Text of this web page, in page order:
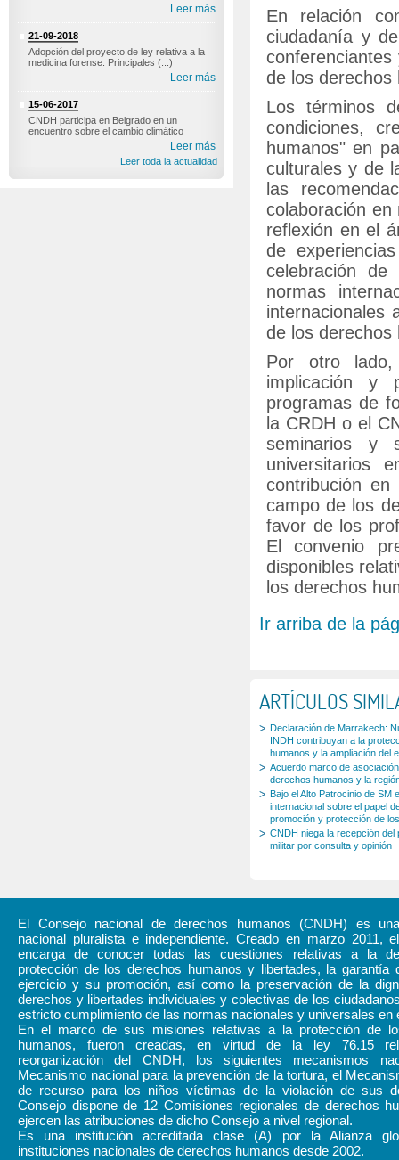
Leer más
21-09-2018
Adopción del proyecto de ley relativa a la
medicina forense: Principales (...)
Leer más
15-06-2017
CNDH participa en Belgrado en un
encuentro sobre el cambio climático
Leer más
Leer toda la actualidad
En relación
ciudadanía y
de los derechos
Los términos
condiciones,
humanos" en
culturales y de
las
colaboración
reflexión en el
de
celebración
normas
internacionales
de los derechos
Por otro lado,
implicación y
programas de
la CRDH o el
seminarios y
universitarios
contribución
campo de los
favor de los
El convenio
disponibles
los derechos
Ir arriba de la
ARTÍCULOS
Declaración de Marrakech:
INDH contribuyan a la
humanos y la ampliación del
Acuerdo marco de
derechos humanos y la
Bajo el Alto Patrocinio de SM
internacional sobre el papel
promoción y protección de
CNDH niega la recepción
militar por consulta y opinión
El Consejo nacional de derechos humanos (CNDH) es
nacional pluralista e independiente. Creado en marzo 2011,
encarga de conocer todas las cuestiones relativas a la
protección de los derechos humanos y libertades, la garantía
ejercicio y su promoción, así como la preservación de la
derechos y libertades individuales y colectivas de los
estricto cumplimiento de las normas nacionales y universales en
En el marco de sus misiones relativas a la protección de
humanos, fueron creadas, en virtud de la ley 76.15
reorganización del CNDH, los siguientes mecanismos
Mecanismo nacional para la prevención de la tortura, el
de recurso para los niños víctimas de la violación de sus
Consejo dispone de 12 Comisiones regionales de derechos
ejercen las atribuciones de dicho Consejo a nivel regional.
Es una institución acreditada clase (A) por la Alianza
instituciones nacionales de derechos humanos desde 2002.